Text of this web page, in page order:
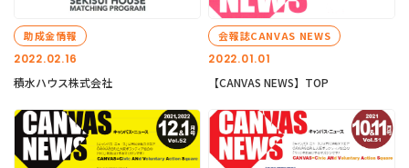
2022.02.16
助成金情報
積水ハウス株式会社
2022.01.01
会報誌CANVAS NEWS
【CANVAS NEWS】TOP